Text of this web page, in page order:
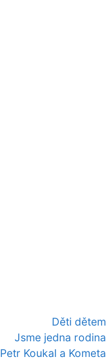
Děti dětem
Jsme jedna rodina
Petr Koukal a Kometa